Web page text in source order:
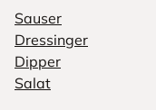
Sauser
Dressinger
Dipper
Salat